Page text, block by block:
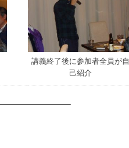
講義終了後に参加者全員が自
己紹介